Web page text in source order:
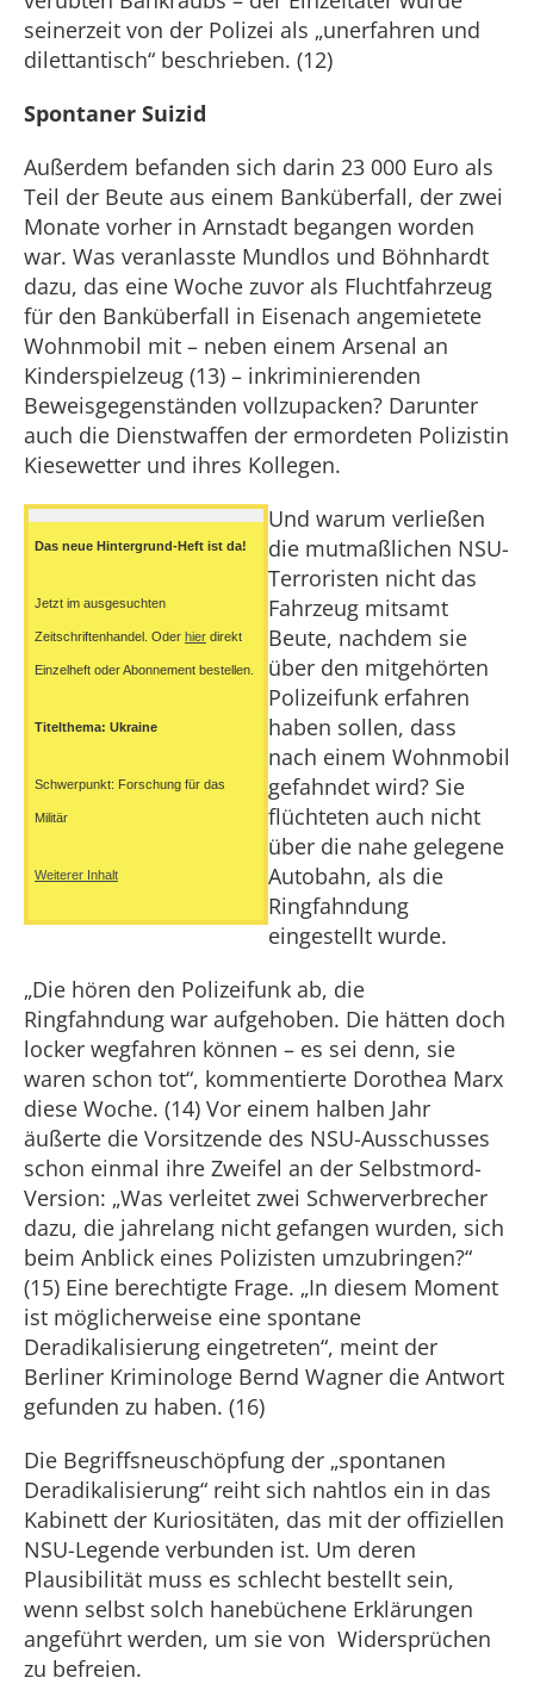
seinerzeit von der Polizei als „unerfahren und
dilettantisch“ beschrieben. (12)
Spontaner Suizid
Außerdem befanden sich darin 23 000 Euro als
Teil der Beute aus einem Banküberfall, der zwei
Monate vorher in Arnstadt begangen worden
war. Was veranlasste Mundlos und Böhnhardt
dazu, das eine Woche zuvor als Fluchtfahrzeug
für den Banküberfall in Eisenach angemietete
Wohnmobil mit – neben einem Arsenal an
Kinderspielzeug (13) – inkriminierenden
Beweisgegenständen vollzupacken? Darunter
auch die Dienstwaffen der ermordeten Polizistin
Kiesewetter und ihres Kollegen.
Das neue Hintergrund-Heft ist da!
Jetzt im ausgesuchten
Zeitschriftenhandel. Oder hier direkt
Einzelheft oder Abonnement bestellen.
Titelthema: Ukraine
Schwerpunkt: Forschung für das
Militär
Weiterer Inhalt
Und warum verließen
die mutmaßlichen NSU-
Terroristen nicht das
Fahrzeug mitsamt
Beute, nachdem sie
über den mitgehörten
Polizeifunk erfahren
haben sollen, dass
nach einem Wohnmobil
gefahndet wird? Sie
flüchteten auch nicht
über die nahe gelegene
Autobahn, als die
Ringfahndung
eingestellt wurde.
„Die hören den Polizeifunk ab, die
Ringfahndung war aufgehoben. Die hätten doch
locker wegfahren können – es sei denn, sie
waren schon tot“, kommentierte Dorothea Marx
diese Woche. (14) Vor einem halben Jahr
äußerte die Vorsitzende des NSU-Ausschusses
schon einmal ihre Zweifel an der Selbstmord-
Version: „Was verleitet zwei Schwerverbrecher
dazu, die jahrelang nicht gefangen wurden, sich
beim Anblick eines Polizisten umzubringen?“
(15) Eine berechtigte Frage. „In diesem Moment
ist möglicherweise eine spontane
Deradikalisierung eingetreten“, meint der
Berliner Kriminologe Bernd Wagner die Antwort
gefunden zu haben. (16)
Die Begriffsneuschöpfung der „spontanen
Deradikalisierung“ reiht sich nahtlos ein in das
Kabinett der Kuriositäten, das mit der offiziellen
NSU-Legende verbunden ist. Um deren
Plausibilität muss es schlecht bestellt sein,
wenn selbst solch hanebüchene Erklärungen
angeführt werden, um sie von Widersprüchen
zu befreien.